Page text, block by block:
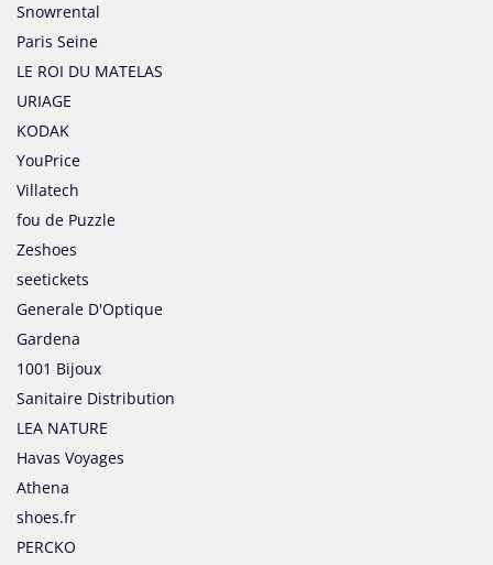
Snowrental
Paris Seine
LE ROI DU MATELAS
URIAGE
KODAK
YouPrice
Villatech
fou de Puzzle
Zeshoes
seetickets
Generale D'Optique
Gardena
1001 Bijoux
Sanitaire Distribution
LEA NATURE
Havas Voyages
Athena
shoes.fr
PERCKO